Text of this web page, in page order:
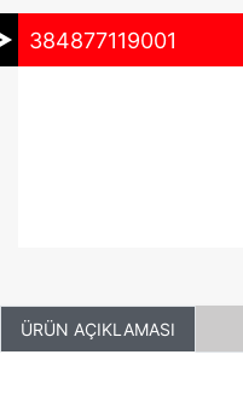
384877119001
ÜRÜN AÇIKLAMASI